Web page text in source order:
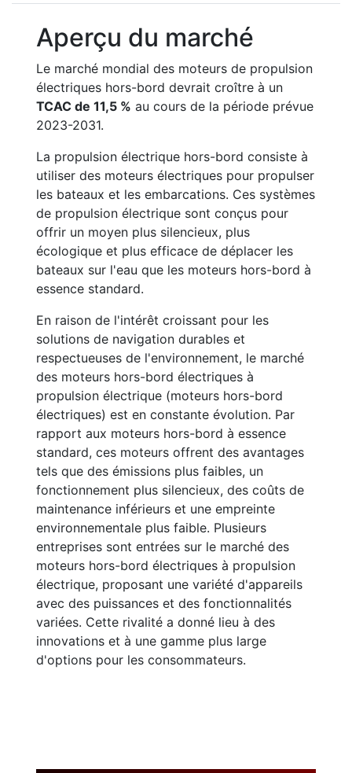
Aperçu du marché
Le marché mondial des moteurs de propulsion
électriques hors-bord devrait croître à un
TCAC de 11,5 % au cours de la période prévue
2023-2031.
La propulsion électrique hors-bord consiste à
utiliser des moteurs électriques pour propulser
les bateaux et les embarcations. Ces systèmes
de propulsion électrique sont conçus pour
offrir un moyen plus silencieux, plus
écologique et plus efficace de déplacer les
bateaux sur l'eau que les moteurs hors-bord à
essence standard.
En raison de l'intérêt croissant pour les
solutions de navigation durables et
respectueuses de l'environnement, le marché
des moteurs hors-bord électriques à
propulsion électrique (moteurs hors-bord
électriques) est en constante évolution. Par
rapport aux moteurs hors-bord à essence
standard, ces moteurs offrent des avantages
tels que des émissions plus faibles, un
fonctionnement plus silencieux, des coûts de
maintenance inférieurs et une empreinte
environnementale plus faible. Plusieurs
entreprises sont entrées sur le marché des
moteurs hors-bord électriques à propulsion
électrique, proposant une variété d'appareils
avec des puissances et des fonctionnalités
variées. Cette rivalité a donné lieu à des
innovations et à une gamme plus large
d'options pour les consommateurs.